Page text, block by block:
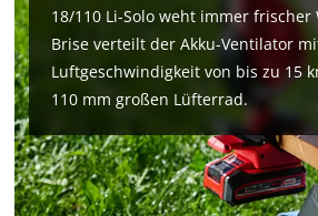
18/110 Li-Solo weht immer frischer
Brise verteilt der Akku-Ventilator
Luftgeschwindigkeit von bis zu 15
110 mm großen Lüfterrad.